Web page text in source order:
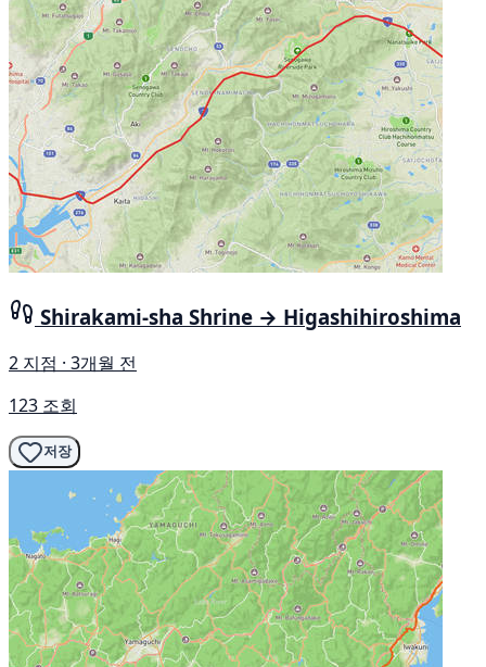
Shirakami-sha Shrine → Higashihiroshima
2 지점 · 3개월 전
123 조회
저장